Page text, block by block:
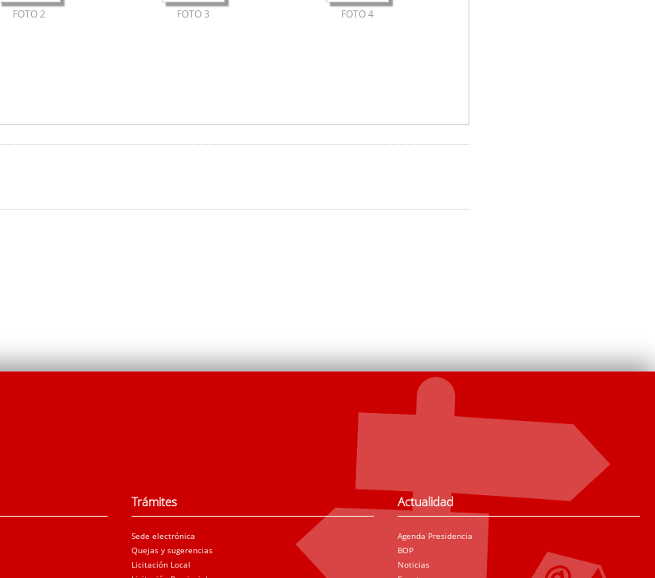
FOTO 2 FOTO 3 FOTO 4
Trámites
Sede electrónica
Quejas y sugerencias
Licitación Local
Actualidad
Agenda Presidencia
BOP
Noticias